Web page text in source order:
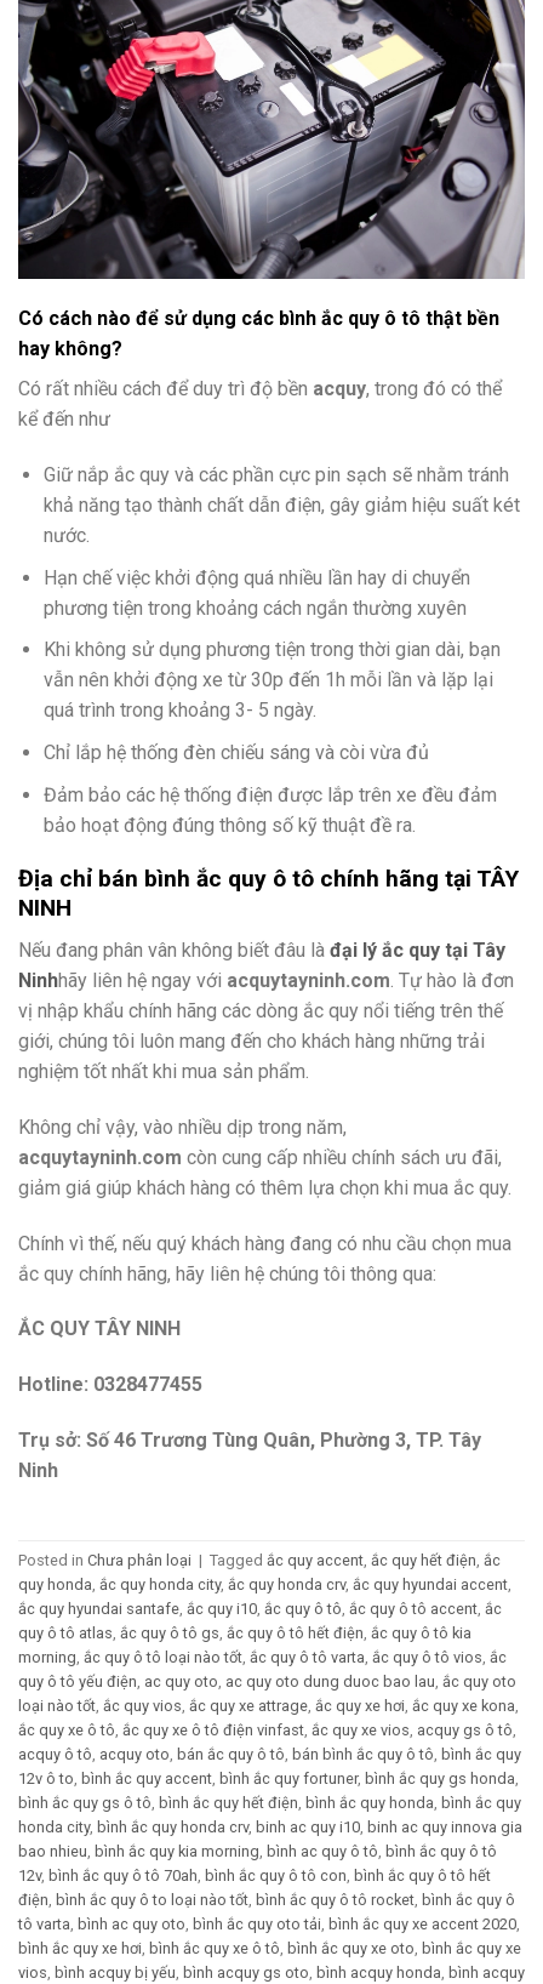
Có cách nào để sử dụng các bình ắc quy ô tô thật bền
hay không?
Có rất nhiều cách để duy trì độ bền acquy, trong đó có thể
kể đến như
Giữ nắp ắc quy và các phần cực pin sạch sẽ nhằm tránh
khả năng tạo thành chất dẫn điện, gây giảm hiệu suất két
nước.
Hạn chế việc khởi động quá nhiều lần hay di chuyển
phương tiện trong khoảng cách ngắn thường xuyên
Khi không sử dụng phương tiện trong thời gian dài, bạn
vẫn nên khởi động xe từ 30p đến 1h mỗi lần và lặp lại
quá trình trong khoảng 3- 5 ngày.
Chỉ lắp hệ thống đèn chiếu sáng và còi vừa đủ
Đảm bảo các hệ thống điện được lắp trên xe đều đảm
bảo hoạt động đúng thông số kỹ thuật đề ra.
Địa chỉ bán bình ắc quy ô tô chính hãng tại TÂY
NINH
Nếu đang phân vân không biết đâu là đại lý ắc quy tại Tây
Ninhhãy liên hệ ngay với acquytayninh.com. Tự hào là đơn
vị nhập khẩu chính hãng các dòng ắc quy nổi tiếng trên thế
giới, chúng tôi luôn mang đến cho khách hàng những trải
nghiệm tốt nhất khi mua sản phẩm.
Không chỉ vậy, vào nhiều dịp trong năm,
acquytayninh.com còn cung cấp nhiều chính sách ưu đãi,
giảm giá giúp khách hàng có thêm lựa chọn khi mua ắc quy.
Chính vì thế, nếu quý khách hàng đang có nhu cầu chọn mua
ắc quy chính hãng, hãy liên hệ chúng tôi thông qua:
ẮC QUY TÂY NINH
Hotline: 0328477455
Trụ sở: Số 46 Trương Tùng Quân, Phường 3, TP. Tây
Ninh
Posted in Chưa phân loại | Tagged ắc quy accent, ắc quy hết điện, ắc
quy honda, ắc quy honda city, ắc quy honda crv, ắc quy hyundai accent,
ắc quy hyundai santafe, ắc quy i10, ắc quy ô tô, ắc quy ô tô accent, ắc
quy ô tô atlas, ắc quy ô tô gs, ắc quy ô tô hết điện, ắc quy ô tô kia
morning, ắc quy ô tô loại nào tốt, ắc quy ô tô varta, ắc quy ô tô vios, ắc
quy ô tô yếu điện, ac quy oto, ac quy oto dung duoc bao lau, ắc quy oto
loại nào tốt, ắc quy vios, ắc quy xe attrage, ắc quy xe hơi, ắc quy xe kona,
ắc quy xe ô tô, ắc quy xe ô tô điện vinfast, ắc quy xe vios, acquy gs ô tô,
acquy ô tô, acquy oto, bán ắc quy ô tô, bán bình ắc quy ô tô, bình ắc quy
12v ô to, bình ắc quy accent, bình ắc quy fortuner, bình ắc quy gs honda,
bình ắc quy gs ô tô, bình ắc quy hết điện, bình ắc quy honda, bình ắc quy
honda city, bình ắc quy honda crv, binh ac quy i10, binh ac quy innova gia
bao nhieu, bình ắc quy kia morning, bình ac quy ô tô, bình ắc quy ô tô
12v, bình ắc quy ô tô 70ah, bình ắc quy ô tô con, bình ắc quy ô tô hết
điện, bình ắc quy ô to loại nào tốt, bình ắc quy ô tô rocket, bình ắc quy ô
tô varta, bình ac quy oto, bình ắc quy oto tải, bình ắc quy xe accent 2020,
bình ắc quy xe hơi, bình ắc quy xe ô tô, bình ắc quy xe oto, bình ắc quy xe
vios, bình acquy bị yếu, bình acquy gs oto, bình acquy honda, bình acquy